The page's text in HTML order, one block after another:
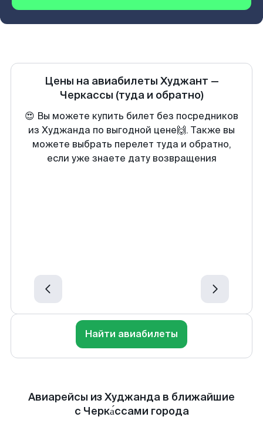
Цены на авиабилеты Худжант —
Черкассы (туда и обратно)
😍 Вы можете купить билет без посредников
из Худжанда по выгодной цене🙌. Также вы
можете выбрать перелет туда и обратно,
если уже знаете дату возвращения
Найти авиабилеты
Авиарейсы из Худжанда в ближайшие
с Черка́ссами города